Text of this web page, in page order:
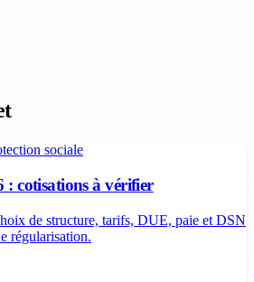
sociale
: cotisations à vérifier
de structure, tarifs, DUE, paie et DSN
régularisation.